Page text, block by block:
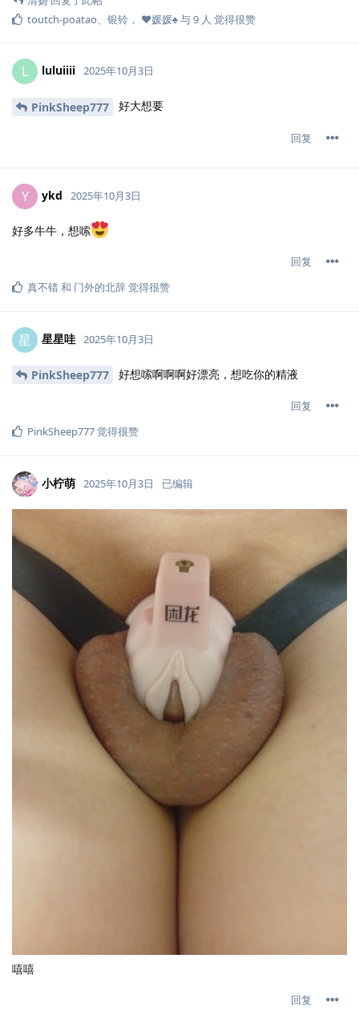
toutch-poatao、 银铃 ， ❤️媛媛♠️与9 人 觉得很赞
L luluiiii 2025年10月3日
PinkSheep777 好大想要
回复
Y ykd 2025年10月3日
好多牛牛，想嗦
回复
真不错和 门外的北辞觉得很赞
星 星星哇 2025年10月3日
PinkSheep777 好想嗦啊啊啊好漂亮，想吃你的精液
回复
PinkSheep777觉得很赞
小柠萌 2025年10月3日 已编辑
嘻嘻
回复